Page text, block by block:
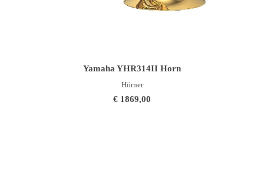
Yamaha YHR314II Horn
Hörner
€ 1869,00